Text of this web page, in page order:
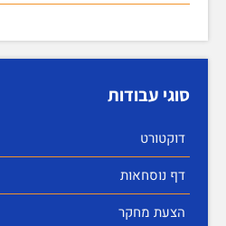
סוגי עבודות
דוקטורט
דף נוסחאות
הצעת מחקר